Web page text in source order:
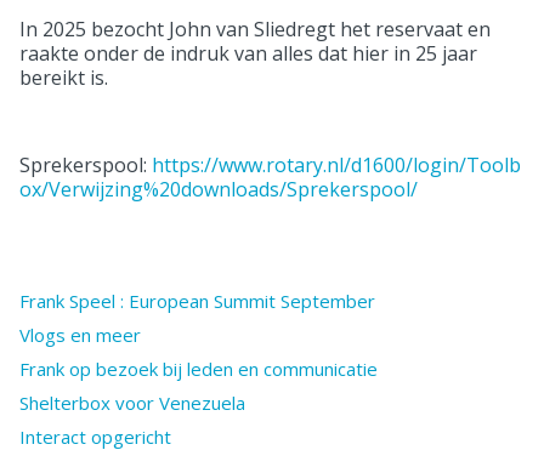
In 2025 bezocht John van Sliedregt het reservaat en
raakte onder de indruk van alles dat hier in 25 jaar
bereikt is.
Sprekerspool: https://www.rotary.nl/d1600/login/Toolb
ox/Verwijzing%20downloads/Sprekerspool/
Frank Speel : European Summit September
Vlogs en meer
Frank op bezoek bij leden en communicatie
Shelterbox voor Venezuela
Interact opgericht